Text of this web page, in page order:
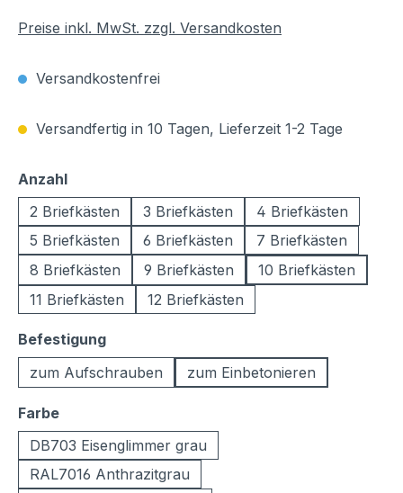
Preise inkl. MwSt. zzgl. Versandkosten
Versandkostenfrei
Versandfertig in 10 Tagen, Lieferzeit 1-2 Tage
Anzahlauswählen
2 Briefkästen
3 Briefkästen
4 Briefkästen
5 Briefkästen
6 Briefkästen
7 Briefkästen
8 Briefkästen
9 Briefkästen
10 Briefkästen
11 Briefkästen
12 Briefkästen
Befestigungauswählen
zum Aufschrauben
zum Einbetonieren
Farbeauswählen
DB703 Eisenglimmer grau
RAL7016 Anthrazitgrau